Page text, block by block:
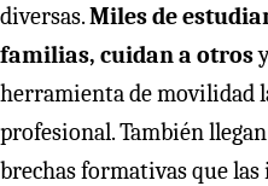
diversas.Miles de
familias, cuidan a otros
herramienta de movilidad
profesional. También
brechas formativas que